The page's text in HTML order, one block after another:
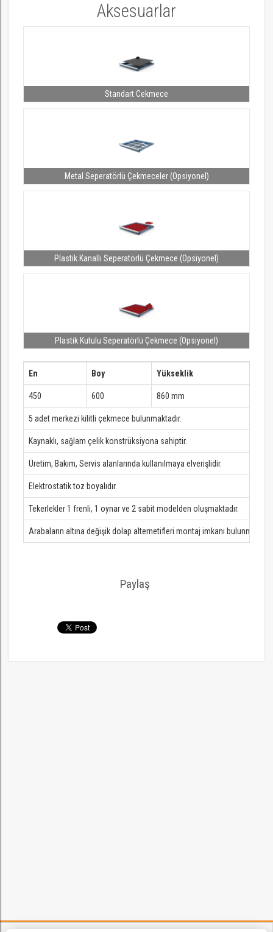
Aksesuarlar
Standart Cekmece
Metal Seperatörlü Çekmeceler (Opsiyonel)
Plastik Kanallı Seperatörlü Çekmece (Opsiyonel)
Plastik Kutulu Seperatörlü Çekmece (Opsiyonel)
En Boy Yükseklik
450 600 860 mm
5 adet merkezi kilitli çekmece bulunmaktadır.
Kaynaklı, sağlam çelik konstrüksiyona sahiptir.
Üretim, Bakım, Servis alanlarında kullanılmaya elverişlidir.
Elektrostatik toz boyalıdır.
Tekerlekler 1 frenli, 1 oynar ve 2 sabit modelden oluşmaktadır.
Arabaların altına değişik dolap alternetifleri montaj imkanı
Paylaş